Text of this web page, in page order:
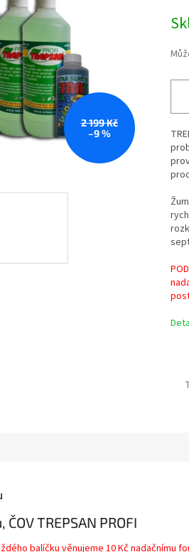
2 199 Kč
–9 %
TREPSAN PROFI
balíčku věnujeme 10 Kč nadačnímu